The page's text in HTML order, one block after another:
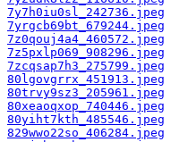
7y7h0iu0sl_242736.jpeg
7yrgcb69bt_679244.jpeg
7z0qouj4a4_460572.jpeg
7z5pxlp069_908296.jpeg
7zcqsap7h3_275799.jpeg
80lgovgrrx_451913.jpeg
80trvy9sz3_205961.jpeg
80xeaoqxop_740446.jpeg
80yiht7kth_485546.jpeg
829wwo22so_406284.jpeg